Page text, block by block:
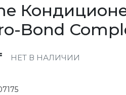
Bond
НЕТ В НАЛИЧИИ